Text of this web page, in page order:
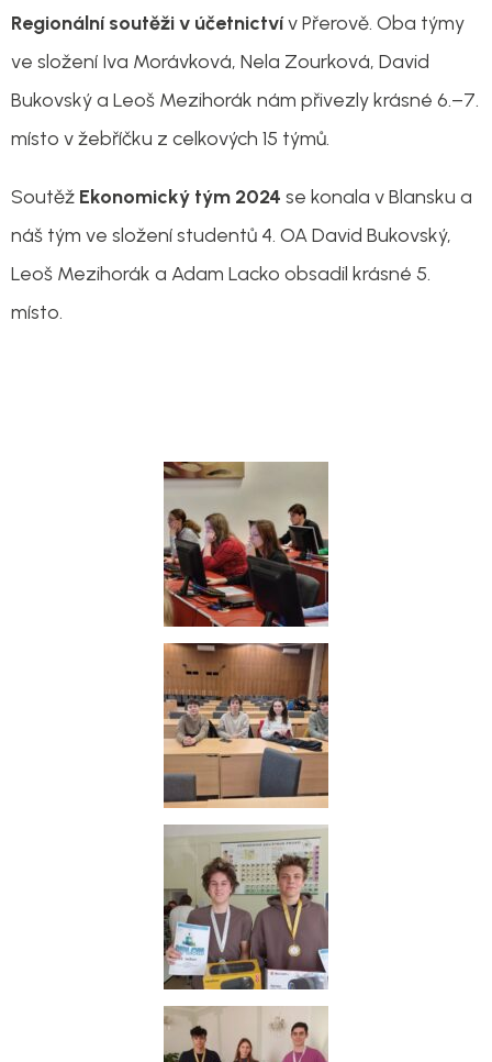
Regionální soutěži v účetnictvív Přerově. Oba týmy
ve složení Iva Morávková, Nela Zourková, David
Bukovský a Leoš Mezihorák nám přivezly krásné 6.–7.
místo v žebříčku z celkových 15 týmů.
Soutěž Ekonomický tým 2024 se konala v Blansku a
náš tým ve složení studentů 4. OA David Bukovský,
Leoš Mezihorák a Adam Lacko obsadil krásné 5.
místo.